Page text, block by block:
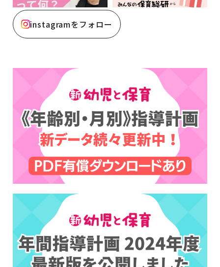
instagramをフォロー